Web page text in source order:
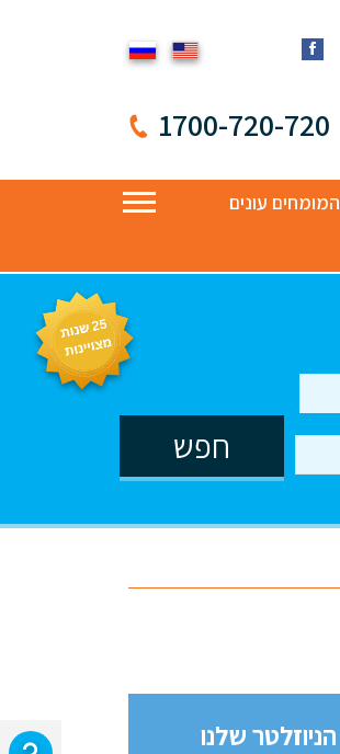
1700-720-720
המומחים עונים
הניוזלטר שלנו